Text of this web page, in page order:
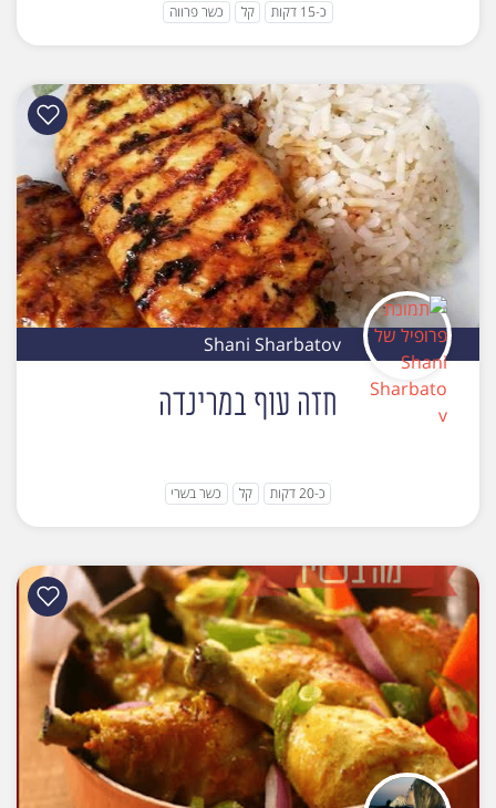
כ-15 דקות קל כשר פרווה
Shani Sharbatov
חזה עוף במרינדה
כ-20 דקות קל כשר בשרי